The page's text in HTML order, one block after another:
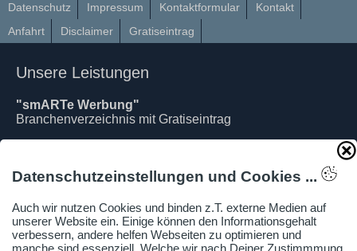
Datenschutz Impressum Kontaktformular
Kontakt
Anfahrt
Disclaimer Gratiseintrag
Unsere Leistungen
"smARTe Werbung"
Branchenverzeichnis mit Gratiseintrag
Domainregistrierung & Webhosting
Webprogrammierung
(PHP, Javascript, MySQL ..)
Datenschutzeinstellungen und Cookies ...
Auch wir nutzen Cookies und binden z.T. externe Medien auf
unserer Website ein. Einige können den Informationsgehalt
verbessern, andere helfen Webseiten zu optimieren und
manche sind essenziell. Welche wir nach Deiner Zustimmmung